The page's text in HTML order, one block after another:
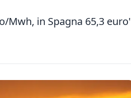
Mwh, in Spagna 65,3 euro'